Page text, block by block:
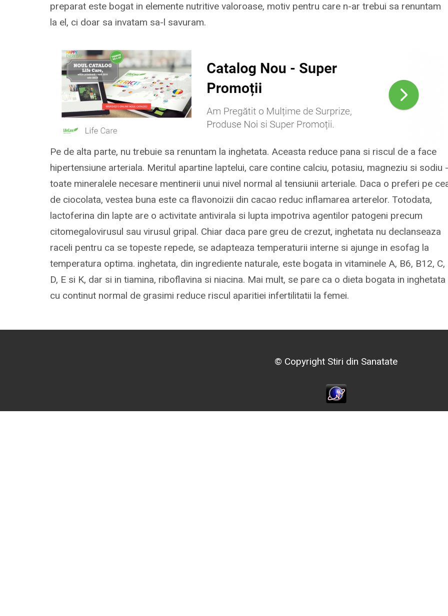
preparat este bogat in elemente nutritive valoroase, motiv pentru care n-ar trebui sa renuntam
la el, ci doar sa invatam sa-l savuram.
Pe de alta parte, nu trebuie sa renuntam la inghetata. Aceasta reduce pana si riscul de a face
hipertensiune arteriala. Meritul apartine laptelui, care contine calciu, potasiu, magneziu si sodiu -
toate mineralele necesare mentinerii unui nivel normal al tensiunii arteriale. Daca o preferi pe
de ciocolata, vestea buna este ca flavonoizii din cacao reduc inflamarea arterelor. Totodata,
lactoferina din lapte are o activitate antivirala si lupta impotriva agentilor patogeni precum
citomegalovirusul sau virusul gripal. Chiar daca pare greu de crezut, inghetata nu declanseaza
raceli pentru ca se topeste repede, se adapteaza temperaturii interne si ajunge in esofag la
temperatura optima. inghetata, din ingrediente naturale, este bogata in vitaminele A, B6, B12, C,
D, E si K, dar si in tiamina, riboflavina si niacina. Mai mult, se pare ca o dieta bogata in inghetata
cu continut normal de grasimi reduce riscul aparitiei infertilitatii la femei.
© Copyright Stiri din Sanatate